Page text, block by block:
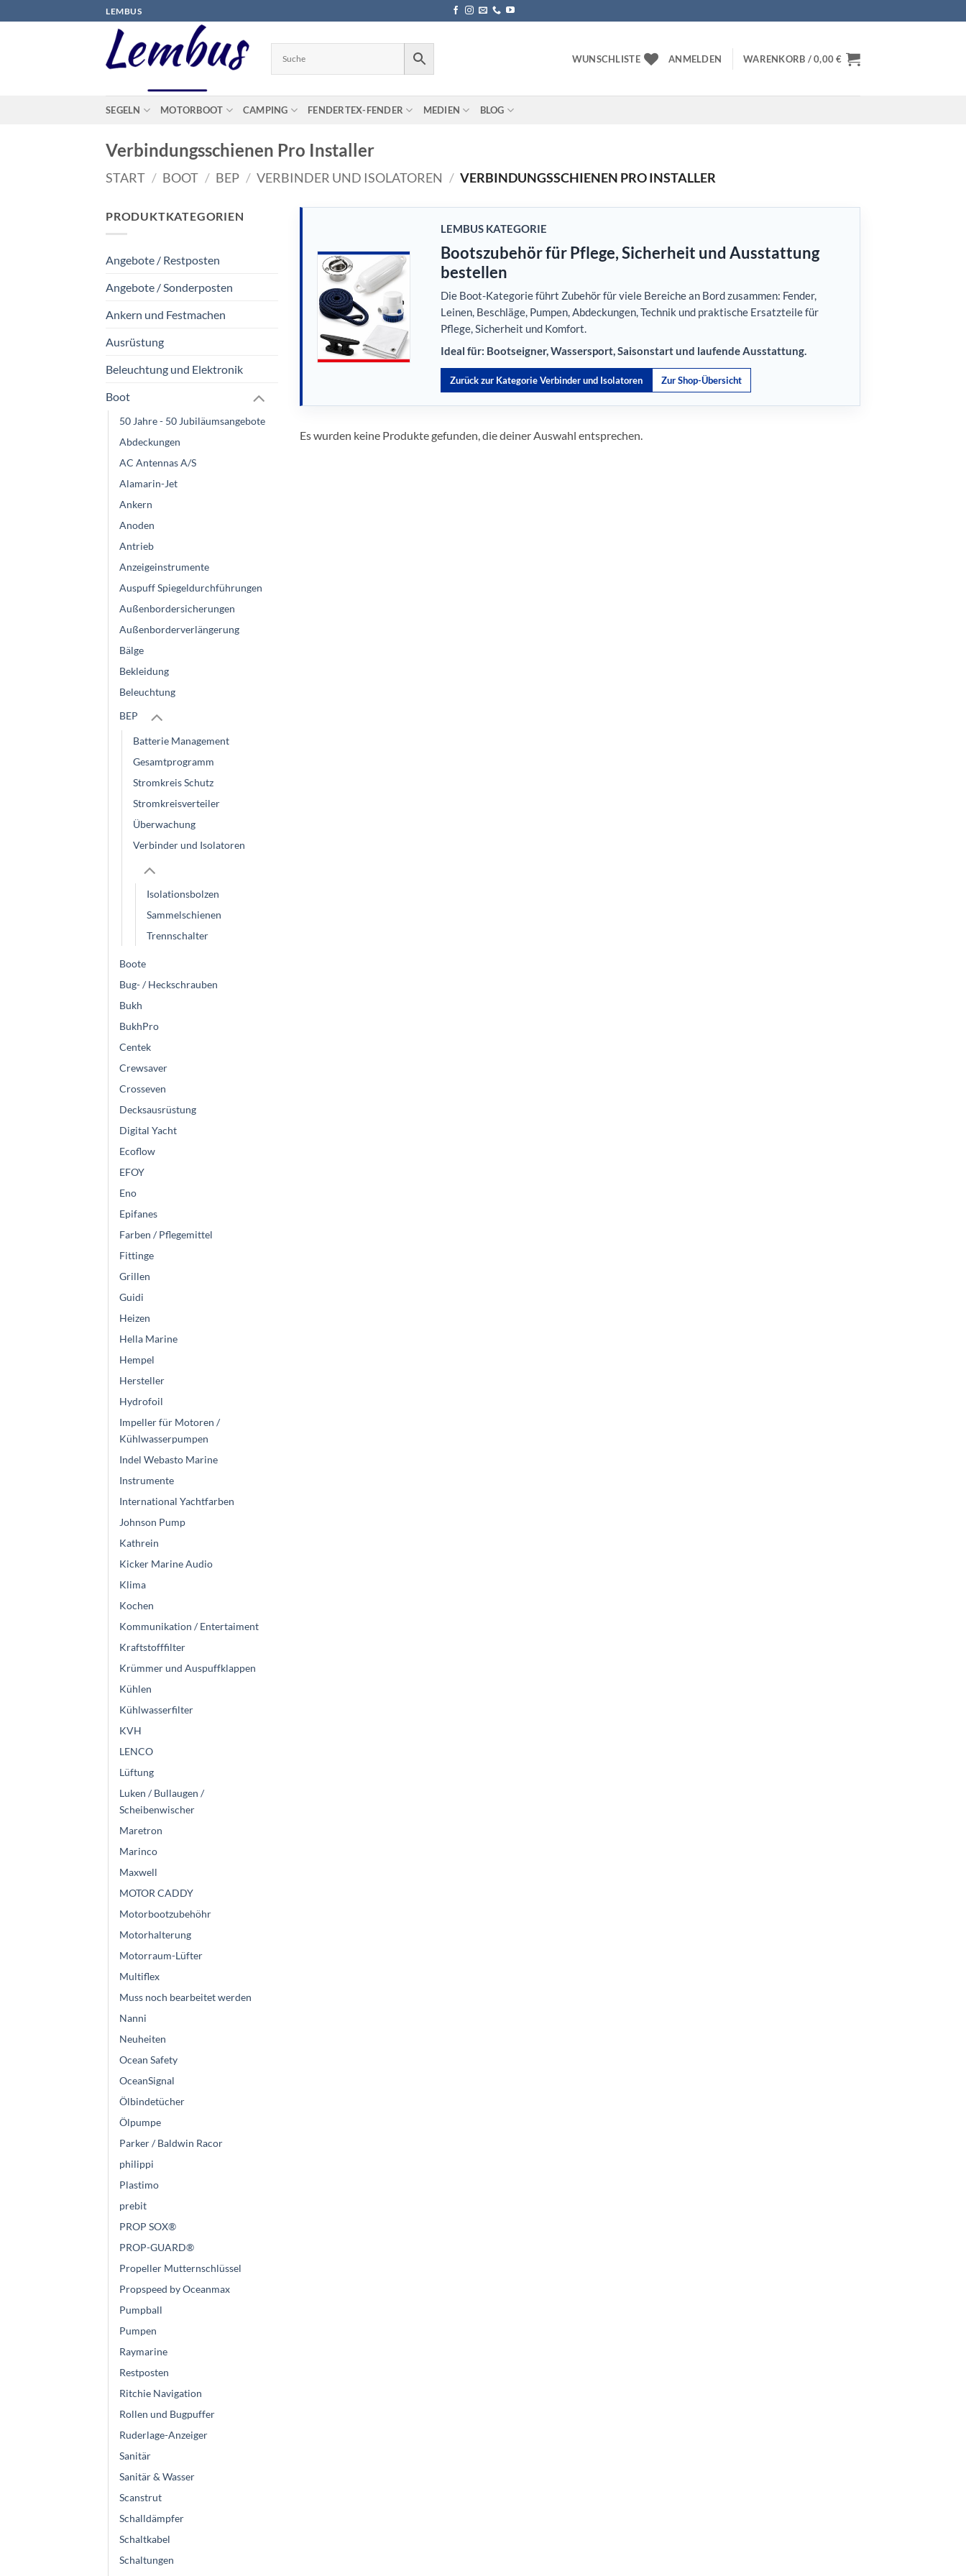
Inhalt
LEMBUS
WUNSCHLISTE ANMELDEN WARENKORB /0,00€
SEGELN MOTORBOOT CAMPING FENDERTEX-FENDER MEDIEN BLOG
Verbindungsschienen Pro Installer
START / BOOT / BEP / VERBINDER UND ISOLATOREN / VERBINDUNGSSCHIENEN PRO INSTALLER
PRODUKTKATEGORIEN
Angebote / Restposten
Angebote / Sonderposten
Ankern und Festmachen
Ausrüstung
Beleuchtung und Elektronik
Boot
50 Jahre - 50 Jubiläumsangebote
Abdeckungen
AC Antennas A/S
Alamarin-Jet
Ankern
Anoden
Antrieb
Anzeigeinstrumente
Auspuff Spiegeldurchführungen
Außenbordersicherungen
Außenborderverlängerung
Bälge
Bekleidung
Beleuchtung
BEP
Batterie Management
Gesamtprogramm
Stromkreis Schutz
Stromkreisverteiler
Überwachung
Verbinder und Isolatoren
Isolationsbolzen
Sammelschienen
Trennschalter
Boote
Bug- / Heckschrauben
Bukh
BukhPro
Centek
Crewsaver
Crosseven
Decksausrüstung
Digital Yacht
Ecoflow
EFOY
Eno
Epifanes
Farben / Pflegemittel
Fittinge
Grillen
Guidi
Heizen
Hella Marine
Hempel
Hersteller
Hydrofoil
Impeller für Motoren /
Kühlwasserpumpen
Indel Webasto Marine
Instrumente
International Yachtfarben
Johnson Pump
Kathrein
Kicker Marine Audio
Klima
Kochen
Kommunikation / Entertaiment
Kraftstofffilter
Krümmer und Auspuffklappen
Kühlen
Kühlwasserfilter
KVH
LENCO
Lüftung
Luken / Bullaugen /
Scheibenwischer
Maretron
Marinco
Maxwell
MOTOR CADDY
Motorbootzubehöhr
Motorhalterung
Motorraum-Lüfter
Multiflex
Muss noch bearbeitet werden
Nanni
Neuheiten
Ocean Safety
OceanSignal
Ölbindetücher
Ölpumpe
Parker / Baldwin Racor
philippi
Plastimo
prebit
PROP SOX®
PROP-GUARD®
Propeller Mutternschlüssel
Propspeed by Oceanmax
Pumpball
Pumpen
Raymarine
Restposten
Ritchie Navigation
Rollen und Bugpuffer
Ruderlage-Anzeiger
Sanitär
Sanitär & Wasser
Scanstrut
Schalldämpfer
Schaltkabel
Schaltungen
LEMBUS KATEGORIE
Bootszubehör für Pflege, Sicherheit und Ausstattung
bestellen
Die Boot-Kategorie führt Zubehör für viele Bereiche an Bord zusammen: Fender,
Leinen, Beschläge, Pumpen, Abdeckungen, Technik und praktische Ersatzteile für
Pflege, Sicherheit und Komfort.
Ideal für: Bootseigner, Wassersport, Saisonstart und laufende Ausstattung.
Zurück zur Kategorie Verbinder und Isolatoren Zur Shop-Übersicht
Es wurden keine Produkte gefunden, die deiner Auswahl entsprechen.